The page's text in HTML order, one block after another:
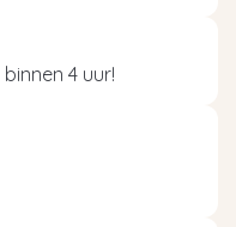
4 uur!